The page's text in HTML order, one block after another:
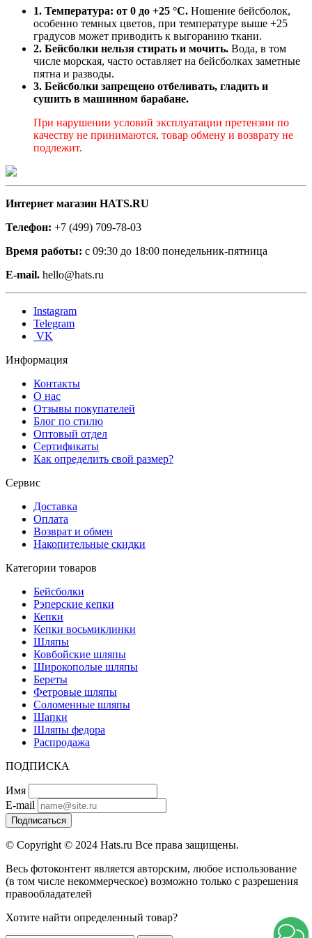
1. Температура: от 0 до +25 °C. Ношение бейсболок,
особенно темных цветов, при температуре выше +25
градусов может приводить к выгоранию ткани.
2. Бейсболки нельзя стирать и мочить. Вода, в том
числе морская, часто оставляет на бейсболках заметные
пятна и разводы.
3. Бейсболки запрещено отбеливать, гладить и
сушить в машинном барабане.
При нарушении условий эксплуатации претензии по
качеству не принимаются, товар обмену и возврату не
подлежит.
Интернет магазин HATS.RU
Телефон: +7 (499) 709-78-03
Время работы: с 09:30 до 18:00 понедельник-пятница
E-mail. hello@hats.ru
Instagram
Telegram
VK
Информация
Контакты
О нас
Отзывы покупателей
Блог по стилю
Оптовый отдел
Сертификаты
Как определить свой размер?
Сервис
Доставка
Оплата
Возврат и обмен
Накопительные скидки
Категории товаров
Бейсболки
Рэперские кепки
Кепки
Кепки восьмиклинки
Шляпы
Ковбойские шляпы
Широкополые шляпы
Береты
Фетровые шляпы
Соломенные шляпы
Шапки
Шляпы федора
Распродажа
ПОДПИСКА
Имя
E-mail
Подписаться
© Copyright © 2024 Hats.ru Все права защищены.
Весь фотоконтент является авторским, любое использование
(в том числе некоммерческое) возможно только с разрешения
правообладателей
Хотите найти определенный товар?